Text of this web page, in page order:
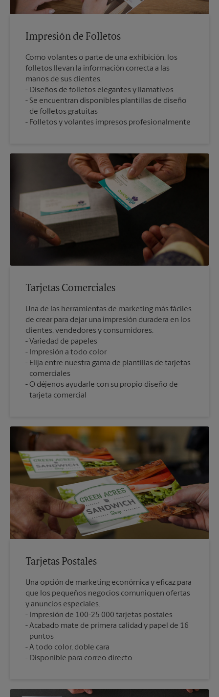
Impresión de Folletos
Como volantes o parte de una exhibición, los
folletos llevan la información correcta a las
manos de sus clientes.
Diseños de folletos elegantes y llamativos
Se encuentran disponibles plantillas de diseño
de folletos gratuitas
Folletos y volantes impresos profesionalmente
Tarjetas Comerciales
Una de las herramientas de marketing más fáciles
de crear para dejar una impresión duradera en los
clientes, vendedores y consumidores.
Variedad de papeles
Impresión a todo color
Elija entre nuestra gama de plantillas de tarjetas
comerciales
O déjenos ayudarle con su propio diseño de
tarjeta comercial
Tarjetas Postales
Una opción de marketing económica y eficaz para
que los pequeños negocios comuniquen ofertas
y anuncios especiales.
Impresión de 100-25 000 tarjetas postales
Acabado mate de primera calidad y papel de 16
puntos
A todo color, doble cara
Disponible para correo directo